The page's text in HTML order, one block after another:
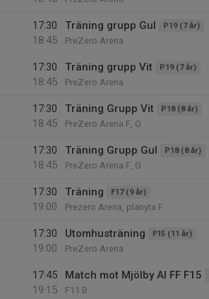
17:30
18:45
Träning grupp Gul P19 (7 år)
PreZero Arena
17:30
18:45
Träning grupp Vit P19 (7 år)
PreZero Arena
17:30
18:45
Träning Grupp Vit P18 (8 år)
PreZero Arena F, G
17:30
18:45
Träning Grupp Gul P18 (8 år)
PreZero Arena F, G
17:30
19:00
Träning F17 (9 år)
Prezero Arena, planyta F
17:30
19:00
Utomhusträning F15 (11 år)
PreZero Arena
17:45
19:15
Match mot Mjölby AI FF F15
F11 B